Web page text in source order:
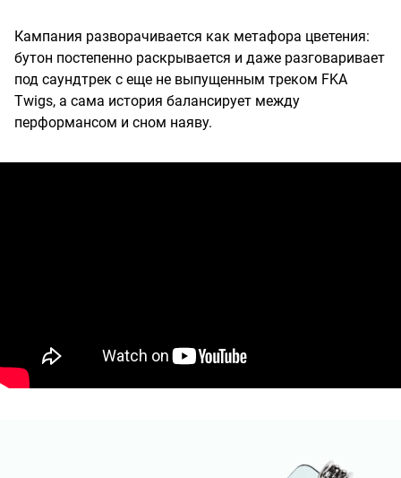
Кампания разворачивается как метафора цветения:
бутон постепенно раскрывается и даже разговаривает
под саундтрек с еще не выпущенным треком FKA
Twigs, а сама история балансирует между
перформансом и сном наяву.